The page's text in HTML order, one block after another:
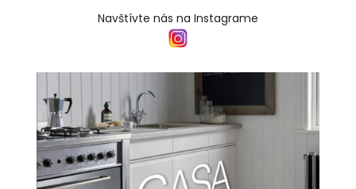
Navštívte nás na Instagrame